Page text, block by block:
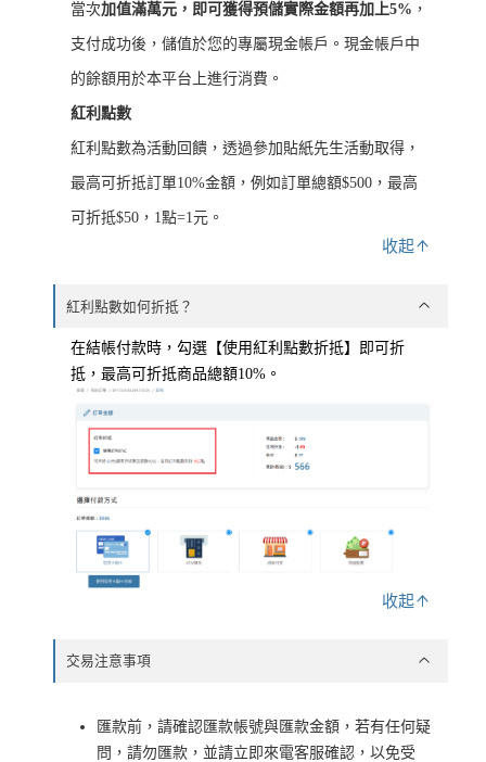
當次加值滿萬元，即可獲得預儲實際金額再加上5% ，
支付成功後，儲值於您的專屬現金帳戶。現金帳戶中
的餘額用於本平台上進行消費。
紅利點數
紅利點數為活動回饋，透過參加貼紙先生活動取得，
最高可折抵訂單10%金額，例如訂單總額$500，最高
可折抵$50，1點=1元。
收起
紅利點數如何折抵？
在結帳付款時，勾選【使用紅利點數折抵】即可折
抵，最高可折抵商品總額10%。
收起
交易注意事項
匯款前，請確認匯款帳號與匯款金額，若有任何疑
問，請勿匯款，並請立即來電客服確認，以免受